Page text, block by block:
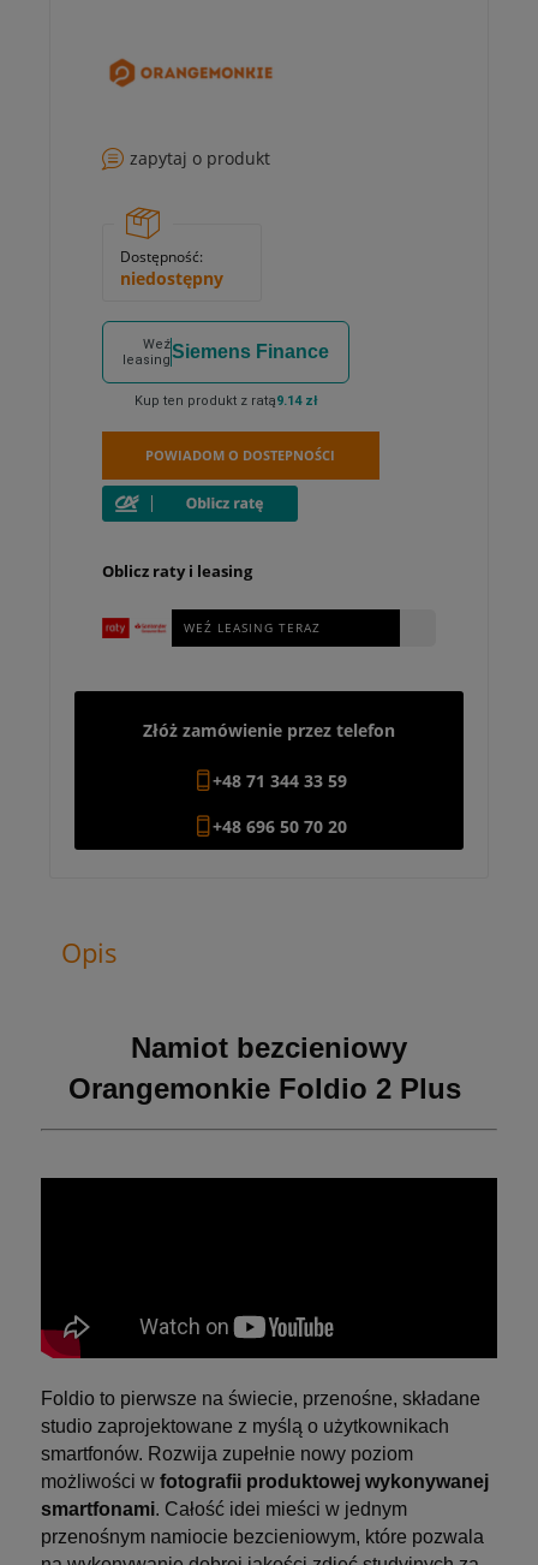
zapytaj o produkt
Dostępność:
niedostępny
Weź
leasingSiemens Finance
Kup ten produkt z ratą9.14 zł
POWIADOM O DOSTEPNOŚCI
Oblicz raty i leasing
WEŹ LEASING TERAZ
Złóż zamówienie przez telefon
+48 71 344 33 59
+48 696 50 70 20
Opis
Namiot bezcieniowy
Orangemonkie Foldio 2 Plus
Foldio to pierwsze na świecie, przenośne, składane
studio zaprojektowane z myślą o użytkownikach
smartfonów. Rozwija zupełnie nowy poziom
możliwości w fotografii produktowej wykonywanej
smartfonami. Całość idei mieści w jednym
przenośnym namiocie bezcieniowym, które pozwala